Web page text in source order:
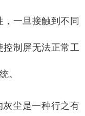
一旦接触到不同
制屏无法正常工
。
尘是一种行之有